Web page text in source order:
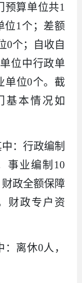
预算单位共1
位1 个；差额
0个；自收自
位中行政单
单位0个。截
基本情况如
：行政编制
事业编制 10
政全额保障
财政专户资
：离休0 人，